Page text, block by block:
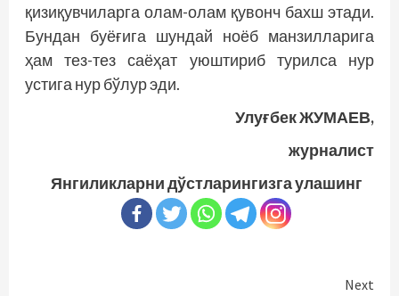
қизиқувчиларга олам-олам қувонч бахш этади.
Бундан буёғига шундай ноёб манзилларига
ҳам тез-тез саёҳат уюштириб турилса нур
устига нур бўлур эди.
Улуғбек ЖУМАЕВ,
журналист
Янгиликларни дўстларингизга улашинг
Next